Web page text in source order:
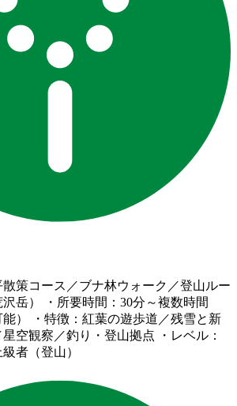
散策コース／ブナ林ウォーク／登山ルー
沢岳） ・所要時間：30分～複数時間
能） ・特徴：紅葉の遊歩道／残雪と新
空観察／釣り・登山拠点 ・レベル：
者（登山）